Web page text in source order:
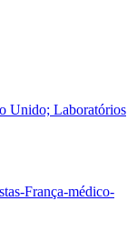
Unido; Laboratórios
França-médico-